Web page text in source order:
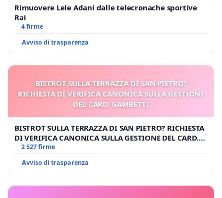
Rimuovere Lele Adani dalle telecronache sportive
Rai
4 firme
Avviso di trasparenza
BISTROT SULLA TERRAZZA DI SAN PIETRO?
RICHIESTA DI VERIFICA CANONICA SULLA GESTIONE
DEL CARD. GAMBETTI
BISTROT SULLA TERRAZZA DI SAN PIETRO? RICHIESTA
DI VERIFICA CANONICA SULLA GESTIONE DEL CARD.
GAMBETTI
2 527 firme
Avviso di trasparenza